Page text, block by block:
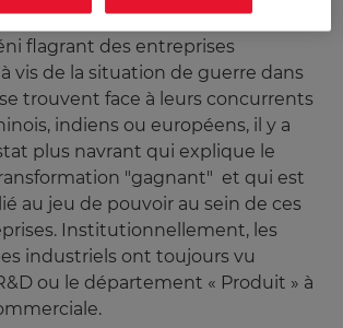
flagrant des entreprises
vis de la situation de guerre dans
trouvent face à leurs concurrents
indiens ou européens, il y a
plus navrant qui explique le
"gagnant" et qui est
au jeu de pouvoir au sein de ces
Institutionnellement, les
industriels ont toujours vu
ou le département « Produit » à